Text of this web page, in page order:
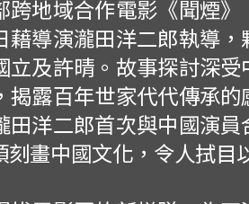
跨地域合作電影《聞煙》
藉導演瀧田洋二郎執導，
立及許晴。故事探討深受
揭露百年世家代代傳承的
田洋二郎首次與中國演員
刻畫中國文化，令人拭目